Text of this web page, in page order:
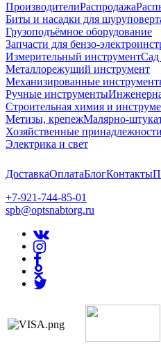
ПроизводителиРаспродажа
Биты и насадки для
Грузоподъёмное оборудование
Запчасти для бензо-
Измерительный инструментСад
Металлорежущий инструмент
Механизированные
Ручные инструменты
Строительная химия и
Метизы, крепежМалярно-
Хозяйственные принадлежности
Электрика и свет
ДоставкаОплатаБлогКонтакты
+7-921-744-85-01
spb@optsnabtorg.ru